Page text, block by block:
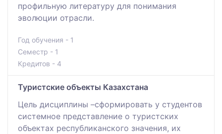
профильную литературу для понимания
эволюции отрасли.
Год обучения - 1
Семестр - 1
Кредитов - 4
Туристские объекты Казахстана
Цель дисциплины –сформировать у студентов
системное представление о туристских
объектах республиканского значения, их